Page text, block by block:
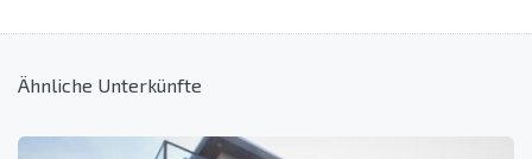
Ähnliche Unterkünfte